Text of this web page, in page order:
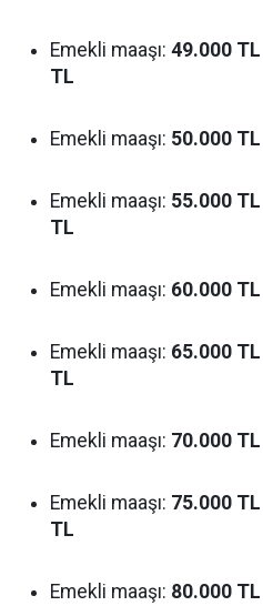
Emekli maaşı: 49.000 TL
TL
Emekli maaşı: 50.000 TL
Emekli maaşı: 55.000 TL
TL
Emekli maaşı: 60.000 TL
Emekli maaşı: 65.000 TL
TL
Emekli maaşı: 70.000 TL
Emekli maaşı: 75.000 TL
TL
Emekli maaşı: 80.000 TL